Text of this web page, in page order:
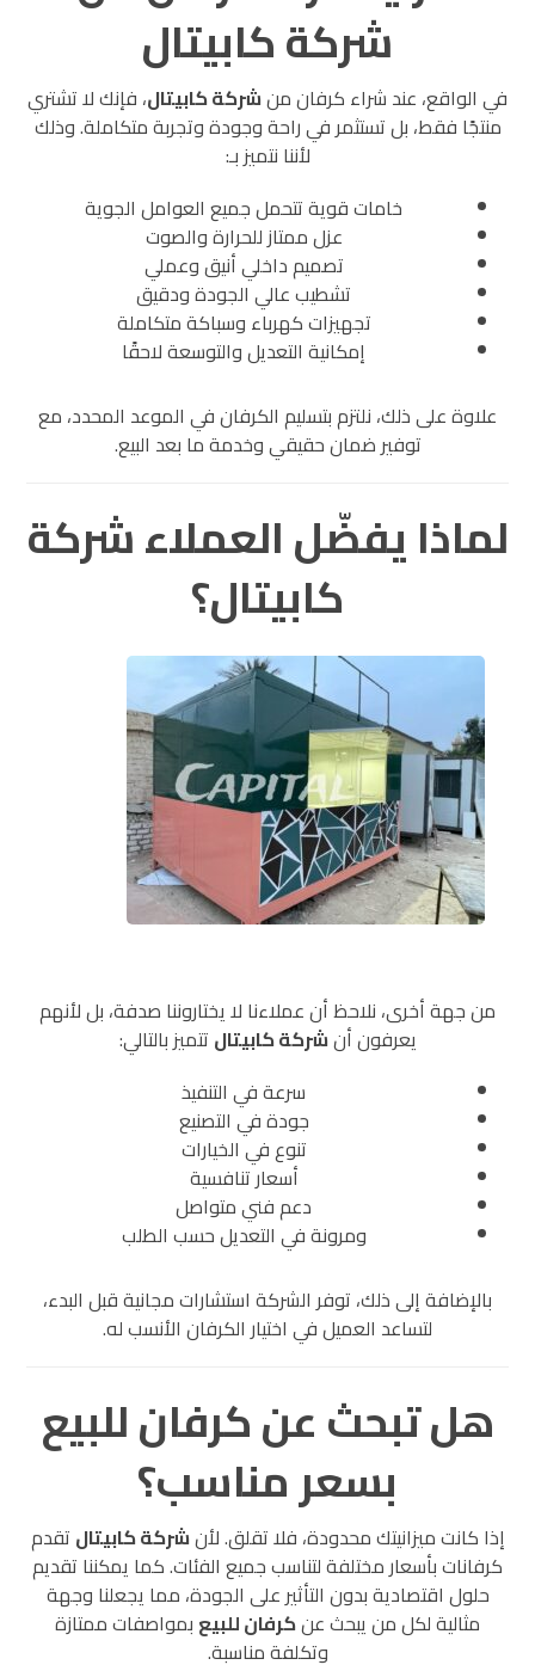
شركة كابيتال
في الواقع، عند شراء كرفان منشركة كابيتال، فإنك لا تشتري
منتجًا فقط، بل تستثمر في راحة وجودة وتجربة متكاملة. وذلك
لأننا نتميز بـ:
خامات قوية تتحمل جميع العوامل الجوية
عزل ممتاز للحرارة والصوت
تصميم داخلي أنيق وعملي
تشطيب عالي الجودة ودقيق
تجهيزات كهرباء وسباكة متكاملة
إمكانية التعديل والتوسعة لاحقًا
علاوة على ذلك، نلتزم بتسليم الكرفان في الموعد المحدد، مع
توفير ضمان حقيقي وخدمة ما بعد البيع.
لماذا يفضّل العملاء شركة
كابيتال؟
من جهة أخرى، نلاحظ أن عملاءنا لا يختاروننا صدفة، بل لأنهم
يعرفون أنشركة كابيتال تتميز بالتالي:
سرعة في التنفيذ
جودة في التصنيع
تنوع في الخيارات
أسعار تنافسية
دعم فني متواصل
ومرونة في التعديل حسب الطلب
بالإضافة إلى ذلك، توفر الشركة استشارات مجانية قبل البدء،
لتساعد العميل في اختيار الكرفان الأنسب له.
هل تبحث عن كرفان للبيع
بسعر مناسب؟
إذا كانت ميزانيتك محدودة، فلا تقلق. لأنشركة كابيتال تقدم
كرفانات بأسعار مختلفة لتناسب جميع الفئات. كما يمكننا تقديم
حلول اقتصادية بدون التأثير على الجودة، مما يجعلنا وجهة
مثالية لكل من يبحث عنكرفان للبيع بمواصفات ممتازة
وتكلفة مناسبة.